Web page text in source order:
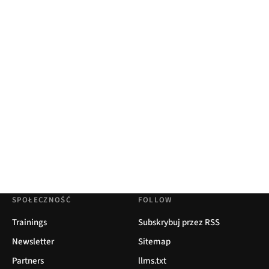
SPOŁECZNOŚĆ
Trainings
Newsletter
Partners
FOLLOW
Subskrybuj przez RSS
Sitemap
llms.txt